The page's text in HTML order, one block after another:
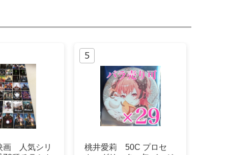
画 人気シリ
桃井愛莉 50C プロセ